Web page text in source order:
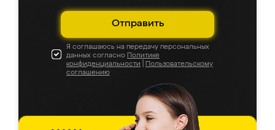
Отправить
Я соглашаюсь на передачу персональных
данных согласно Политике
конфиденциальности
Пользовательскому
соглашению